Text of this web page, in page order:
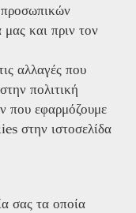
και πριν τον
αλλαγές που
πολιτική
που εφαρμόζουμε
στην ιστοσελίδα
σας τα οποία